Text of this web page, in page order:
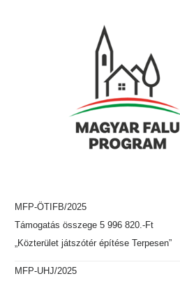
MFP-ÖTIFB/2025
Támogatás összege 5 996 820.-Ft
„Közterület játszótér építése Terpesen”
MFP-UHJ/2025